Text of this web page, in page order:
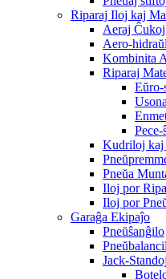
Riparaj Iloj kaj
Aeraj Ĉukoj
Aero-
Kombinita
Riparaj
Eŭro-
Kudriloj kaj
Pneŭa
Iloj por
Iloj por
Garaĝa Ekipaĵo
Pneŭŝanĝilo
Jack-Standoj